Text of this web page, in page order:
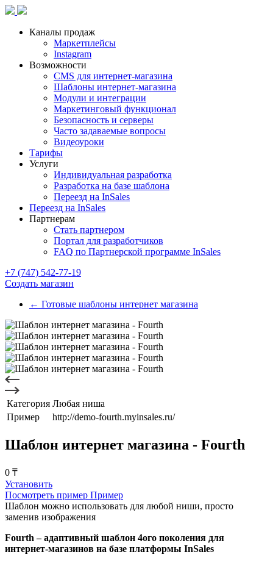
Каналы продаж
Маркетплейсы
Instagram
Возможности
CMS для интернет-магазина
Шаблоны интернет-магазина
Модули и интеграции
Маркетинговый функционал
Безопасность и серверы
Часто задаваемые вопросы
Видеоуроки
Тарифы
Услуги
Индивидуальная разработка
Разработка на базе шаблона
Переезд на InSales
Переезд на InSales
Партнерам
Стать партнером
Портал для разработчиков
FAQ по Партнерской программе InSales
+7 (747) 542-77-19
Создать магазин
← Готовые шаблоны интернет магазина
Категория Любая ниша
Пример
http://demo-fourth.myinsales.ru/
Шаблон интернет магазина - Fourth
0 ₸
Установить
Посмотреть пример Пример
Шаблон можно использовать для любой ниши, просто
заменив изображения
Fourth – адаптивный шаблон 4ого поколения для
интернет-магазинов на базе платформы InSales